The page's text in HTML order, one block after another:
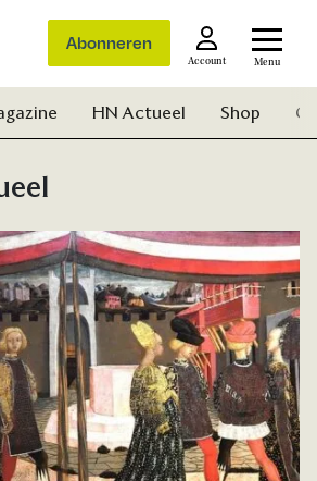
Abonneren
Account Menu
Zoek
HN Actueel Shop